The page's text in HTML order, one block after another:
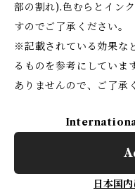
部の割れ).色むらとイン
すのでご了承ください。
※記載されている効果な
るものを参考にしていま
ありませんので、ご了承
日本国